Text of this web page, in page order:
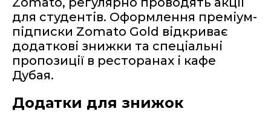
для студентів. Оформлення преміум-
підписки Zomato Gold відкриває
додаткові знижки та спеціальні
пропозиції в ресторанах і кафе
Дубая.
Додатки для знижок